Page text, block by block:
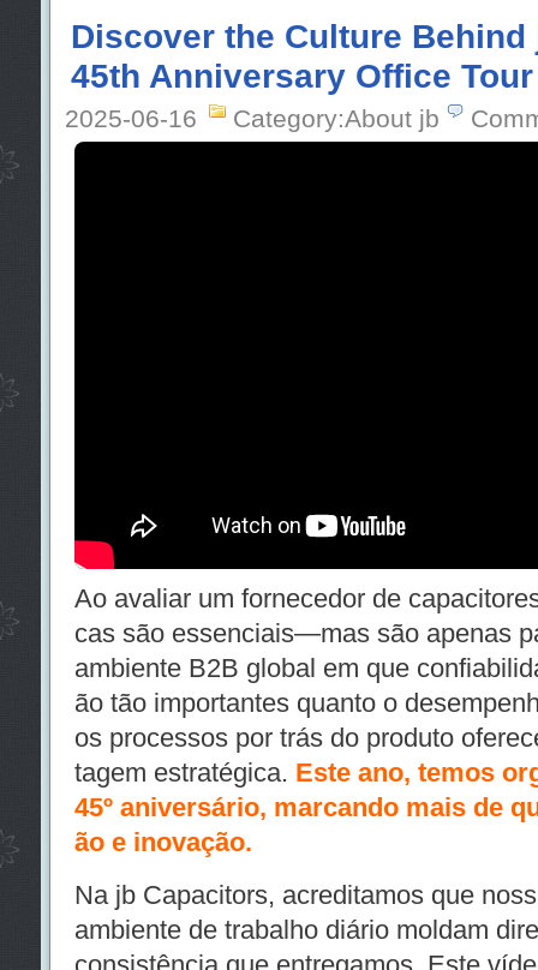
Discover the Culture
45th Anniversary Office
2025-06-16 Category:About jb
Ao avaliar um fornecedor de
cas são essenciais—mas são apenas
ambiente B2B global em que
ão tão importantes quanto o
os processos por trás do produto
tagem estratégica. Este ano, temos
45º aniversário, marcando mais de
ão e inovação.
Na jb Capacitors, acreditamos que
ambiente de trabalho diário moldam